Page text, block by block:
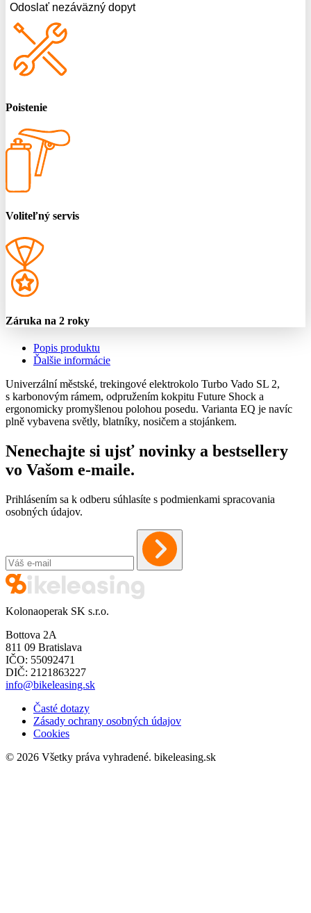
Odoslať nezáväzný dopyt
Poistenie
Voliteľný servis
Záruka na 2 roky
Popis produktu
Ďalšie informácie
Univerzální městské, trekingové elektrokolo Turbo Vado SL 2,
s karbonovým rámem, odpružením kokpitu Future Shock a
ergonomicky promyšlenou polohou posedu. Varianta EQ je navíc
plně vybavena světly, blatníky, nosičem a stojánkem.
Nenechajte si ujsť novinky a bestsellery
vo Vašom e-maile.
Prihlásením sa k odberu súhlasíte s podmienkami spracovania
osobných údajov.
Kolonaoperak SK s.r.o.
Bottova 2A
811 09 Bratislava
IČO: 55092471
DIČ: 2121863227
info@bikeleasing.sk
Časté dotazy
Zásady ochrany osobných údajov
Cookies
© 2026 Všetky práva vyhradené. bikeleasing.sk